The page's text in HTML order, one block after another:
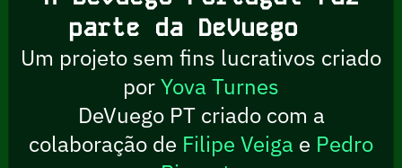
parte da DeVuego
Um projeto sem fins lucrativos criado
porYova Turnes
DeVuego PT criado com a
colaboração de Filipe Veiga e Pedro